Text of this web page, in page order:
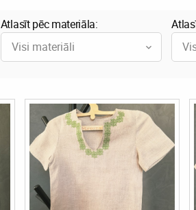
Atlasīt pēc materiāla:
Visi materiāli